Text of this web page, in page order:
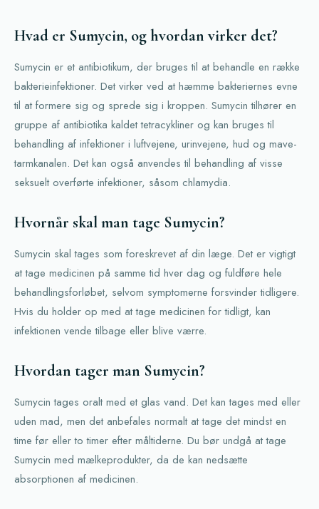
Hvad er Sumycin, og hvordan virker det?
Sumycin er et antibiotikum, der bruges til at behandle en række
bakterieinfektioner. Det virker ved at hæmme bakteriernes evne
til at formere sig og sprede sig i kroppen. Sumycin tilhører en
gruppe af antibiotika kaldet tetracykliner og kan bruges til
behandling af infektioner i luftvejene, urinvejene, hud og mave-
tarmkanalen. Det kan også anvendes til behandling af visse
seksuelt overførte infektioner, såsom chlamydia.
Hvornår skal man tage Sumycin?
Sumycin skal tages som foreskrevet af din læge. Det er vigtigt
at tage medicinen på samme tid hver dag og fuldføre hele
behandlingsforløbet, selvom symptomerne forsvinder tidligere.
Hvis du holder op med at tage medicinen for tidligt, kan
infektionen vende tilbage eller blive værre.
Hvordan tager man Sumycin?
Sumycin tages oralt med et glas vand. Det kan tages med eller
uden mad, men det anbefales normalt at tage det mindst en
time før eller to timer efter måltiderne. Du bør undgå at tage
Sumycin med mælkeprodukter, da de kan nedsætte
absorptionen af medicinen.